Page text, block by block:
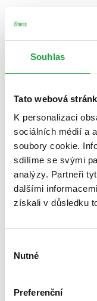
Souhlas
Tato webová
K personalizaci
sociálních médií a
soubory cookie.
sdílíme se svými
analýzy. Partneři
dalšími
získali v důsledku
souhlasu
Nutné
Preferenční